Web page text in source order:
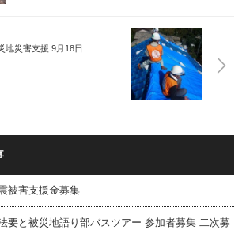
地災害支援 9月18日
被害支援金募集
要と被災地語り部バスツアー 参加者募集 二次募